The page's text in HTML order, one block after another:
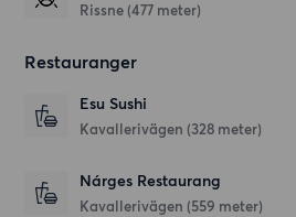
Rissne (477 meter)
Restauranger
Esu Sushi
Kavallerivägen (328 meter)
Nárges Restaurang
Kavallerivägen (559 meter)